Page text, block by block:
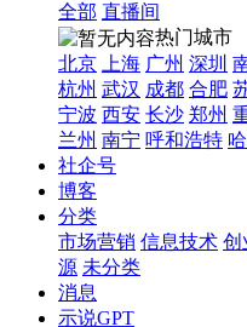
全部 直播间
热门城市
北京
上海 广州 深圳
杭州 武汉 成都 合肥
宁波 西安 长沙 郑州
兰州 南宁 呼和浩特
社企号
博客
分类
市场营销 信息技术 创
源 未分类
消息
示说GPT